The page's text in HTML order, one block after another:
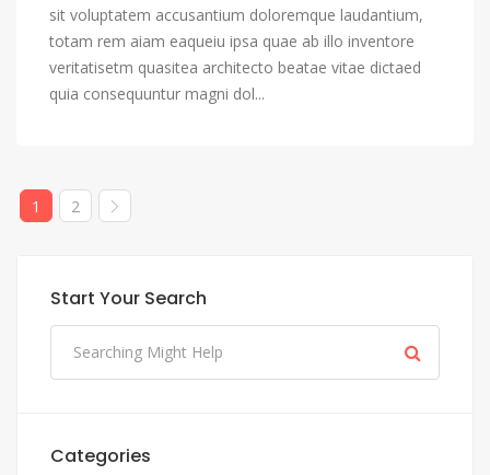
sit voluptatem accusantium doloremque laudantium,
totam rem aiam eaqueiu ipsa quae ab illo inventore
veritatisetm quasitea architecto beatae vitae dictaed
quia consequuntur magni dol...
1 2
Start Your Search
Categories